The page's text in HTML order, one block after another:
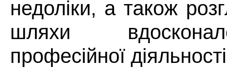
недоліки, а також
шляхи
професійної